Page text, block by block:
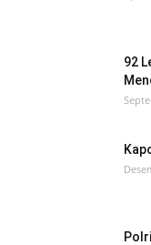
92